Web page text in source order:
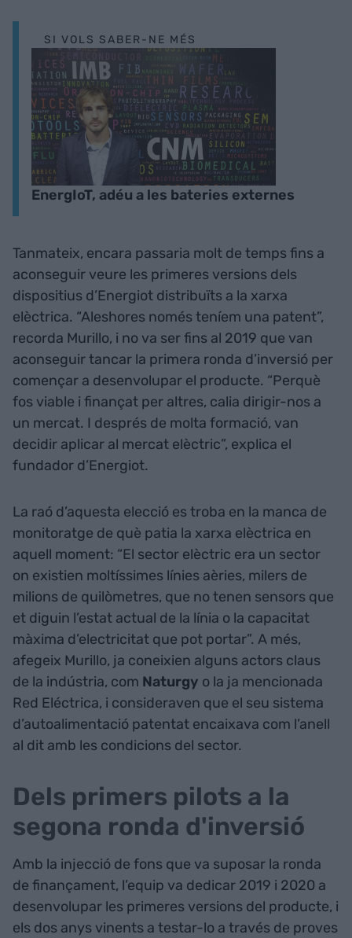
SI VOLS SABER-NE MÉS
EnergIoT, adéu a les bateries externes
Tanmateix, encara passaria molt de temps fins a
aconseguir veure les primeres versions dels
dispositius d’Energiot distribuïts a la xarxa
elèctrica. “Aleshores només teníem una patent”,
recorda Murillo, i no va ser fins al 2019 que van
aconseguir tancar la primera ronda d’inversió per
començar a desenvolupar el producte. “Perquè
fos viable i finançat per altres, calia dirigir-nos a
un mercat. I després de molta formació, van
decidir aplicar al mercat elèctric”, explica el
fundador d’Energiot.
La raó d’aquesta elecció es troba en la manca de
monitoratge de què patia la xarxa elèctrica en
aquell moment: “El sector elèctric era un sector
on existien moltíssimes línies aèries, milers de
milions de quilòmetres, que no tenen sensors que
et diguin l’estat actual de la línia o la capacitat
màxima d’electricitat que pot portar”. A més,
afegeix Murillo, ja coneixien alguns actors claus
de la indústria, com Naturgy o la ja mencionada
Red Eléctrica, i consideraven que el seu sistema
d’autoalimentació patentat encaixava com l’anell
al dit amb les condicions del sector.
Dels primers pilots a la
segona ronda d'inversió
Amb la injecció de fons que va suposar la ronda
de finançament, l’equip va dedicar 2019 i 2020 a
desenvolupar les primeres versions del producte, i
els dos anys vinents a testar-lo a través de proves